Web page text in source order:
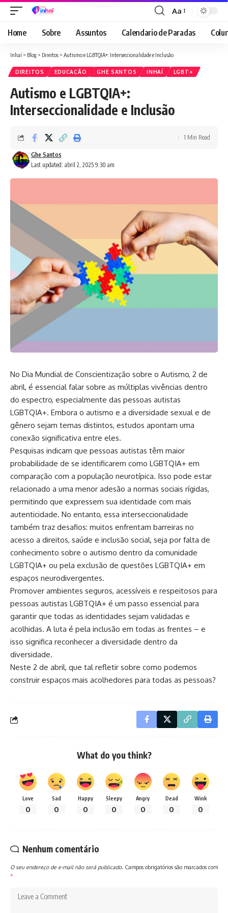
Font
Resizer
Aa
Home Sobre Assuntos Calendario de Paradas
Inhaí > Blog > Direitos > Autismo e LGBTQIA+: Interseccionalidade e Inclusão
DIREITOS EDUCAÇÃO GHE SANTOS INHAÍ LGBT+
Autismo e LGBTQIA+:
Interseccionalidade e Inclusão
Last updated: abril 2, 2025 9:30 am
Ghe Santos
1 Min Read
No Dia Mundial de Conscientização sobre o Autismo, 2 de
abril, é essencial falar sobre as múltiplas vivências dentro
do espectro, especialmente das pessoas autistas
LGBTQIA+. Embora o autismo e a diversidade sexual e de
gênero sejam temas distintos, estudos apontam uma
conexão significativa entre eles.
Pesquisas indicam que pessoas autistas têm maior
probabilidade de se identificarem como LGBTQIA+ em
comparação com a população neurotípica. Isso pode estar
relacionado a uma menor adesão a normas sociais rígidas,
permitindo que expressem sua identidade com mais
autenticidade. No entanto, essa interseccionalidade
também traz desafios: muitos enfrentam barreiras no
acesso a direitos, saúde e inclusão social, seja por falta de
conhecimento sobre o autismo dentro da comunidade
LGBTQIA+ ou pela exclusão de questões LGBTQIA+ em
espaços neurodivergentes.
Promover ambientes seguros, acessíveis e respeitosos para
pessoas autistas LGBTQIA+ é um passo essencial para
garantir que todas as identidades sejam validadas e
acolhidas. A luta é pela inclusão em todas as frentes – e
isso significa reconhecer a diversidade dentro da
diversidade.
Neste 2 de abril, que tal refletir sobre como podemos
construir espaços mais acolhedores para todas as pessoas?
What do you think?
Love
0
Sad
0
Happy
0
Sleepy
0
Angry
0
Dead
0
Wink
0
Nenhum comentário
O seu endereço de e-mail não será publicado. Campos obrigatórios são marcados com
*